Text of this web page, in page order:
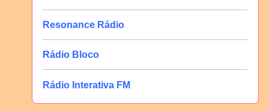
Resonance Rádio
Rádio Bloco
Rádio Interativa FM